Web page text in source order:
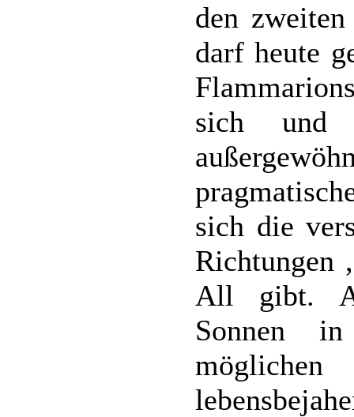
den
darf heute
sich und
sich die
Richtungen
All gibt.
Sonnen